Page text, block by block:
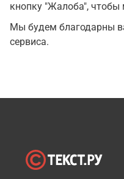
кнопку "Жалоба",
Мы будем благодарны
сервиса.